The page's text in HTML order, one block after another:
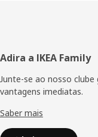
Rodapé
Adira a IKEA Family
Junte-se ao nosso
vantagens imediatas.
Saber mais